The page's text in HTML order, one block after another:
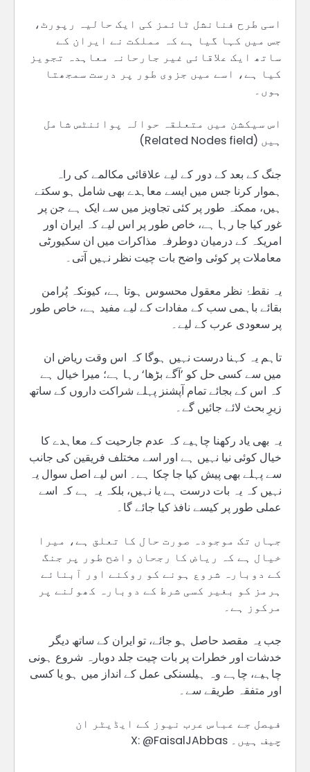
اسی طرح فنانشل ٹائمز کی ایک حالیہ رپورٹ،
جس میں کہا گیا ہے کہ مملکت نے ایران کے
ساتھ ایک علاقائی غیر جارحانہ معاہدہ تجویز
کیا ہے، اسے میں جزوی طور پر درست سمجھتا
ہوں۔
اس سیکشن میں متعلقہ حوالہ پوائنٹس شامل
ہیں (Related Nodes field)
جنگ کے بعد کے دور کے لیے علاقائی مکالمے کی راہ
ہموار کرنا جس میں ایسے معاہدے بھی شامل ہو سکتے
ہیں، ممکنہ طور پر کئی تجاویز میں سے ایک ہے جن پر
غور کیا جا رہا ہے، خاص طور پر اس لیے کہ ایران اور
امریکہ کے درمیان دوطرفہ مذاکرات میں ان سکیورٹی
معاملات پر کوئی واضح بات چیت نظر نہیں آتی۔
یہ نقطۂ نظر معقول محسوس ہوتا ہے، کیونکہ پُرامن
بقائے باہمی سب کے مفادات کے لیے مفید ہے، خاص طور
پر سعودی عرب کے لیے۔
تاہم یہ کہنا درست نہیں ہوگا کہ اس وقت ریاض ان
میں سے کسی حل کو ’آگے بڑھا‘ رہا ہے؛ میرا خیال ہے
کہ اس کے بجائے تمام آپشنز پہلے شراکت داروں کے ساتھ
زیرِ بحث لائے جائیں گے۔
یہ بھی یاد رکھنا چاہیے کہ عدم جارحیت کے معاہدے کا
خیال کوئی نیا نہیں ہے اور اسے مختلف فریقین کی جانب
سے پہلے بھی پیش کیا جا چکا ہے۔ اس لیے اصل سوال یہ
نہیں کہ یہ بات درست ہے یا نہیں، بلکہ یہ ہے کہ اسے
عملی طور پر کیسے نافذ کیا جائے گا۔
جہاں تک موجودہ صورت حال کا تعلق ہے، میرا
خیال ہے کہ ریاض کا رجحان واضح طور پر جنگ
کے دوبارہ شروع ہونے کو روکنے اور آبنائے
ہرمز کو بغیر کسی شرط کے دوبارہ کھولنے پر
مرکوز ہے۔
جب یہ مقصد حاصل ہو جائے، تو ایران کے ساتھ دیگر
خدشات اور خطرات پر بات چیت جلد دوبارہ شروع ہونی
چاہیے، چاہے وہ ہیلسنکی عمل کے انداز میں ہو یا کسی
اور متفقہ طریقے سے۔
فیصل جے عباس عرب نیوز کے ایڈیٹر ان
چیف ہیں۔ X: @FaisalJAbbas